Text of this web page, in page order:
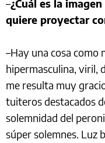
–¿Cuál es la
quiere proyectar
–Hay una cosa como
hipermasculina, viril,
me resulta muy
tuiteros destacados
solemnidad del
súper solemnes. Luz